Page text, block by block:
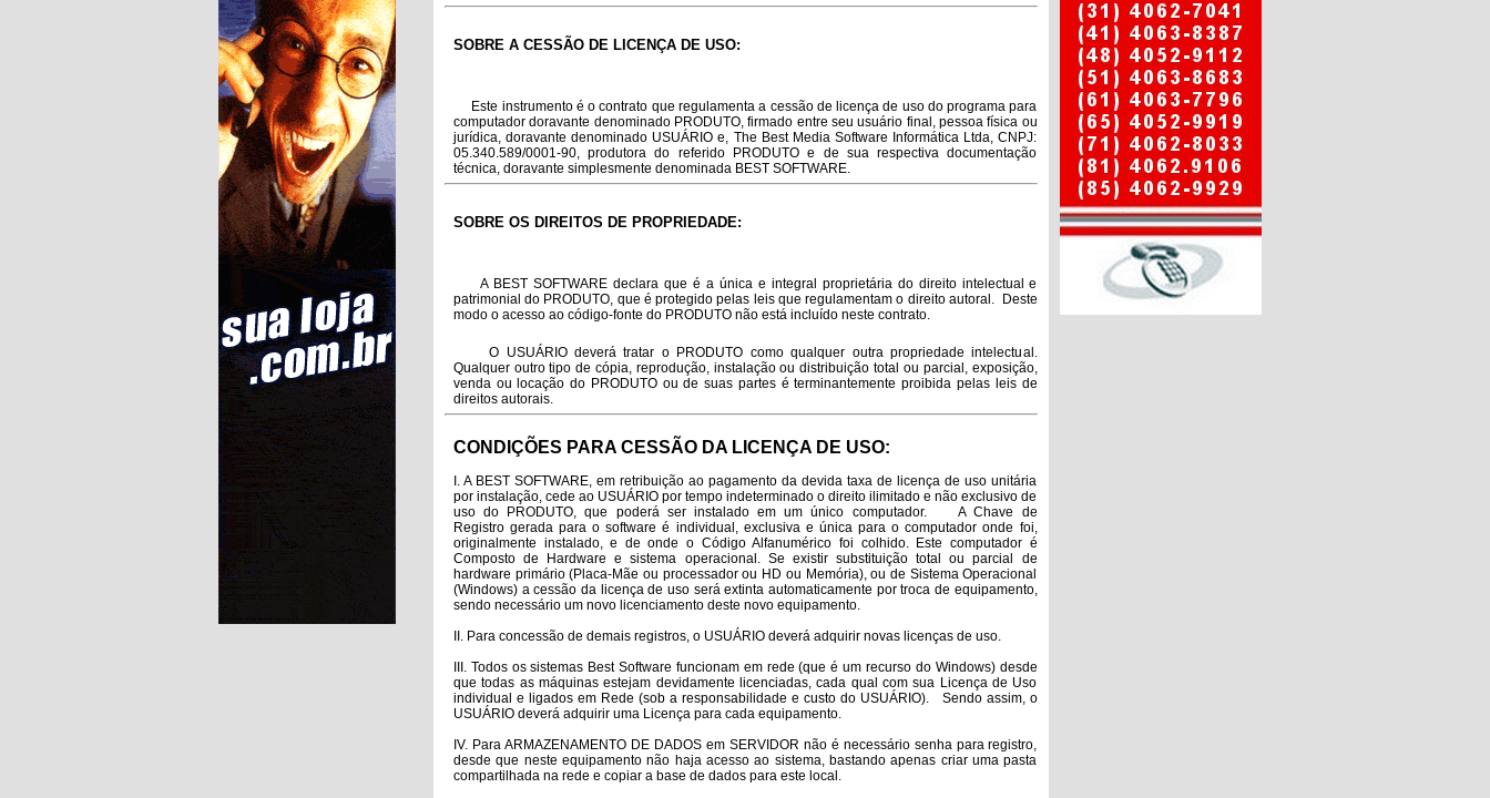
SOBRE A CESSÃO DE LICENÇA DE USO:
Este instrumento é o contrato que regulamenta a cessão de licença de uso do programa para
computador doravante denominado PRODUTO, firmado entre seu usuário final, pessoa física ou
jurídica, doravante denominado USUÁRIO e, The Best Media Software Informática Ltda, CNPJ:
05.340.589/0001-90, produtora do referido PRODUTO e de sua respectiva documentação
técnica, doravante simplesmente denominada BEST SOFTWARE.
SOBRE OS DIREITOS DE PROPRIEDADE:
A BEST SOFTWARE declara que é a única e integral proprietária do direito intelectual e
patrimonial do PRODUTO, que é protegido pelas leis que regulamentam o direito autoral. Deste
modo o acesso ao código-fonte do PRODUTO não está incluído neste contrato.
O USUÁRIO deverá tratar o PRODUTO como qualquer outra propriedade intelectual.
Qualquer outro tipo de cópia, reprodução, instalação ou distribuição total ou parcial, exposição,
venda ou locação do PRODUTO ou de suas partes é terminantemente proibida pelas leis de
direitos autorais.
CONDIÇÕES PARA CESSÃO DA LICENÇA DE USO:
I. A BEST SOFTWARE, em retribuição ao pagamento da devida taxa de licença de uso unitária
por instalação, cede ao USUÁRIO por tempo indeterminado o direito ilimitado e não exclusivo de
uso do PRODUTO, que poderá ser instalado em um único computador. A Chave de
Registro gerada para o software é individual, exclusiva e única para o computador onde foi,
originalmente instalado, e de onde o Código Alfanumérico foi colhido. Este computador é
Composto de Hardware e sistema operacional. Se existir substituição total ou parcial de
hardware primário (Placa-Mãe ou processador ou HD ou Memória), ou de Sistema Operacional
(Windows) a cessão da licença de uso será extinta automaticamente por troca de equipamento,
sendo necessário um novo licenciamento deste novo equipamento.
II. Para concessão de demais registros, o USUÁRIO deverá adquirir novas licenças de uso.
III. Todos os sistemas Best Software funcionam em rede (que é um recurso do Windows) desde
que todas as máquinas estejam devidamente licenciadas, cada qual com sua Licença de Uso
individual e ligados em Rede (sob a responsabilidade e custo do USUÁRIO). Sendo assim, o
USUÁRIO deverá adquirir uma Licença para cada equipamento.
IV. Para ARMAZENAMENTO DE DADOS em SERVIDOR não é necessário senha para registro,
desde que neste equipamento não haja acesso ao sistema, bastando apenas criar uma pasta
compartilhada na rede e copiar a base de dados para este local.